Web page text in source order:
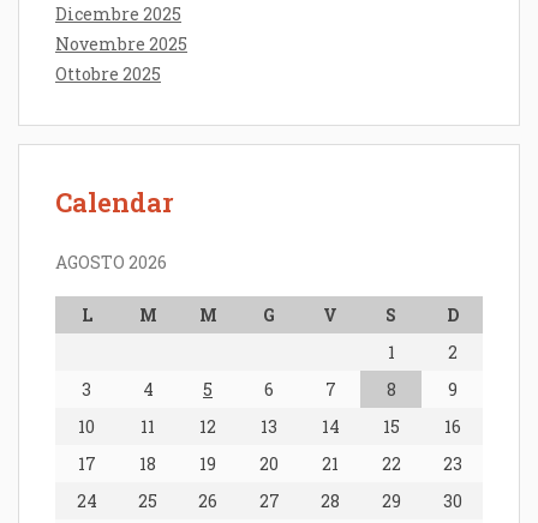
Dicembre 2025
Novembre 2025
Ottobre 2025
Calendar
AGOSTO 2026
L M M G V S
D
1
2
3
4 5 6 7 8
9
10
11 12 13 14 15
16
17
18 19 20 21 22
23
24
25 26 27 28 29
30